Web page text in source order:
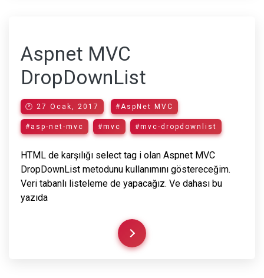
Aspnet MVC
DropDownList
🕐 27 Ocak, 2017 #AspNet MVC
#asp-net-mvc #mvc #mvc-dropdownlist
HTML de karşılığı select tag i olan Aspnet MVC
DropDownList metodunu kullanımını göstereceğim.
Veri tabanlı listeleme de yapacağız. Ve dahası bu
yazıda